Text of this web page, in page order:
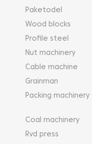
Paketodel
Wood blocks
Profile steel
Nut machinery
Cable machine
Grainman
Packing machinery
Coal machinery
Rvd press